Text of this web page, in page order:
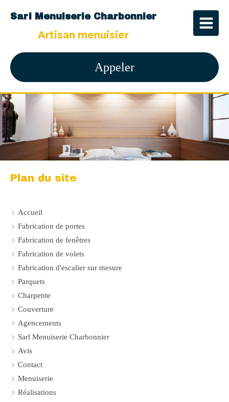
Sarl Menuiserie Charbonnier
Artisan menuisier
Appeler
Plan du site
Accueil
Fabrication de portes
Fabrication de fenêtres
Fabrication de volets
Fabrication d'escalier sur mesure
Parquets
Charpente
Couverture
Agencements
Sarl Menuiserie Charbonnier
Avis
Contact
Menuiserie
Réalisations